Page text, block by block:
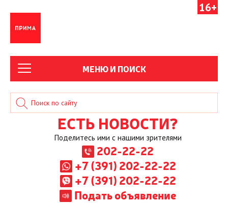
16+
МЕНЮ И ПОИСК
ЕСТЬ НОВОСТИ?
Поделитесь ими с нашими зрителями
202-22-22
+7 (391) 202-22-22
+7 (391) 202-22-22
Подать объявление